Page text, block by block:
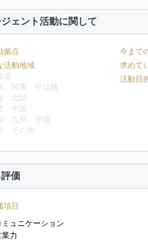
ェント活動に関して
拠点
活動地域
道
関東
甲信越
北陸
中国
九州
沖縄
その他
今まで
求めて
活動目
価
項目
ミュニケーション
業力